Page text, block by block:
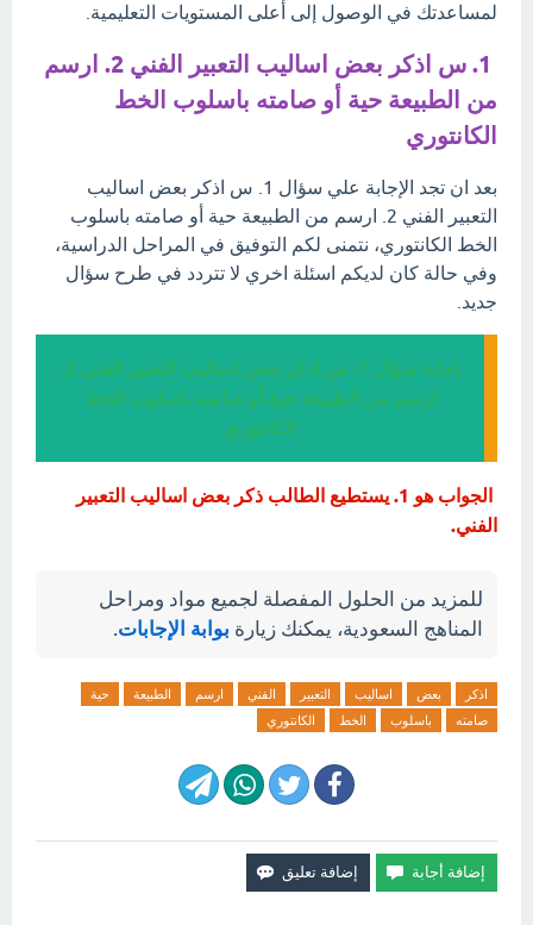
لمساعدتك في الوصول إلى أعلى المستويات التعليمية.
1. س اذكر بعض اساليب التعبير الفني 2. ارسم
من الطبيعة حية أو صامته باسلوب الخط
الكانتوري
بعد ان تجد الإجابة علي سؤال 1. س اذكر بعض اساليب
التعبير الفني 2. ارسم من الطبيعة حية أو صامته باسلوب
الخط الكانتوري، نتمنى لكم التوفيق في المراحل الدراسية،
وفي حالة كان لديكم اسئلة اخري لا تتردد في طرح سؤال
جديد.
إجابة سؤال 1. س اذكر بعض اساليب التعبير الفني 2.
ارسم من الطبيعة حية أو صامته باسلوب الخط
الكانتوري
الجواب هو 1. يستطيع الطالب ذكر بعض اساليب التعبير
الفني.
للمزيد من الحلول المفصلة لجميع مواد ومراحل
المناهج السعودية، يمكنك زيارة بوابة الإجابات.
اذكر بعض اساليب التعبير الفني ارسم الطبيعة
حية
صامته
باسلوب الخط الكانتوري